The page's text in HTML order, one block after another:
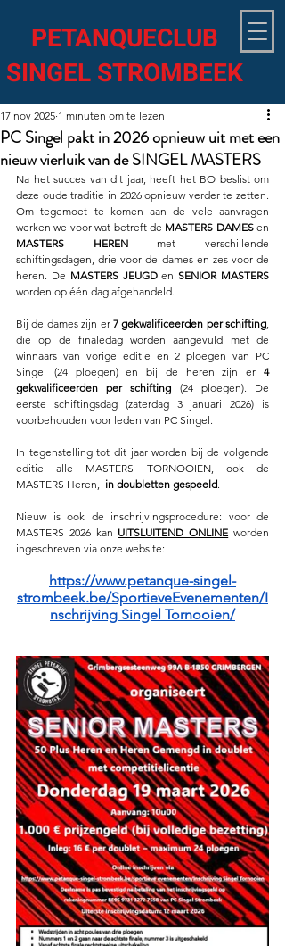
PETANQUECLUB
SINGEL STROMBEEK
PC Singel pakt in 2026 opnieuw uit met een
nieuw vierluik van de SINGEL MASTERS
17 nov 2025 1 minuten om te lezen
Na het succes van dit jaar, heeft het BO beslist om
deze oude traditie in 2026 opnieuw verder te zetten.
Om tegemoet te komen aan de vele aanvragen
werken we voor wat betreft de MASTERS DAMES
MASTERS HEREN met verschillende
schiftingsdagen, drie voor de dames en zes voor de
heren. De MASTERS JEUGD en SENIOR MASTERS
worden op één dag afgehandeld.
Bij de dames zijn er 7 gekwalificeerden per schifting,
die op de finaledag worden aangevuld met de
winnaars van vorige editie en 2 ploegen van PC
Singel (24 ploegen) en bij de heren zijn er 4
gekwalificeerden per schifting (24 ploegen). De
eerste schiftingsdag (zaterdag 3 januari 2026) is
voorbehouden voor leden van PC Singel.
In tegenstelling tot dit jaar worden bij de volgende
editie alle MASTERS TORNOOIEN, ook de
MASTERS Heren, in doubletten gespeeld.
Nieuw is ook de inschrijvingsprocedure: voor de
MASTERS 2026 kan UITSLUITEND ONLINE worden
ingeschreven via onze website:
https://www.petanque-singel-
strombeek.be/SportieveEvenementen/I
nschrijving Singel Tornooien/